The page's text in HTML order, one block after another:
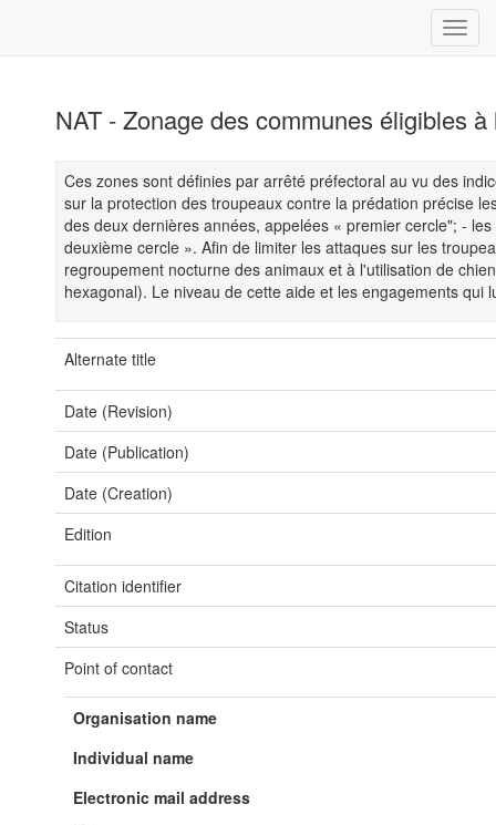
NAT - Zonage des communes éligibles
Ces zones sont définies par arrêté préfectoral au vu des
sur la protection des troupeaux contre la prédation précise
des deux dernières années, appelées « premier cercle"; -
deuxième cercle ». Afin de limiter les attaques sur les
regroupement nocturne des animaux et à l'utilisation de
hexagonal). Le niveau de cette aide et les engagements
Alternate title
Date (Revision)
Date (Publication)
Date (Creation)
Edition
Citation identifier
Status
Point of contact
Organisation name
Individual name
Electronic mail address